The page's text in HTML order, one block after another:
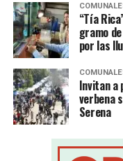
“Tía
gramo
por las
Invitan a
verbena
Serena